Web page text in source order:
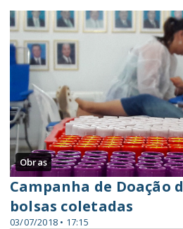
Obras
03/07/2018 • 17:15
Campanha de Doação
bolsas coletadas